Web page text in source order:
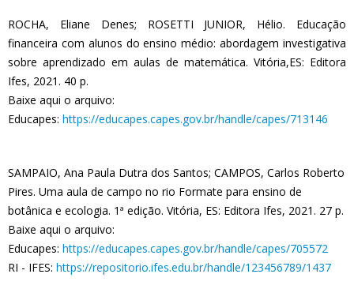
ROCHA, Eliane Denes; ROSETTI JUNIOR, Hélio. Educação
financeira com alunos do ensino médio: abordagem investigativa
sobre aprendizado em aulas de matemática. Vitória,ES: Editora
Ifes, 2021. 40 p.
Baixe aqui o arquivo:
Educapes: https://educapes.capes.gov.br/handle/capes/713146
SAMPAIO, Ana Paula Dutra dos Santos; CAMPOS, Carlos Roberto
Pires. Uma aula de campo no rio Formate para ensino de
botânica e ecologia. 1ª edição. Vitória, ES: Editora Ifes, 2021. 27 p.
Baixe aqui o arquivo:
Educapes: https://educapes.capes.gov.br/handle/capes/705572
RI - IFES: https://repositorio.ifes.edu.br/handle/123456789/1437